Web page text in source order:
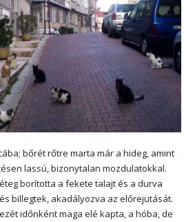
bőrét rőtre marta már a hideg, amint
lassú, bizonytalan mozdulatokkal.
borította a fekete talajt és a durva
billegtek, akadályozva az előrejutását.
időnként maga elé kapta, a hóba, de